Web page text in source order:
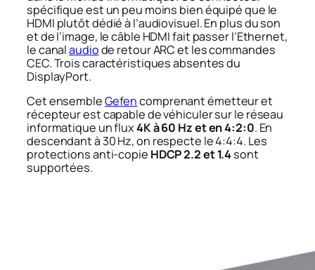
spécifique est un peu moins bien équipé que le
HDMI plutôt dédié à l’audiovisuel. En plus du son
et de l’image, le câble HDMI fait passer l’Ethernet,
le canalaudiode retour ARC et les commandes
CEC. Trois caractéristiques absentes du
DisplayPort.
Cet ensembleGefencomprenant émetteur et
récepteur est capable de véhiculer sur le réseau
informatique un flux4K à 60 Hz et en 4:2:0. En
descendant à 30 Hz, on respecte le 4:4:4. Les
protections anti-copie HDCP 2.2 et 1.4 sont
supportées.